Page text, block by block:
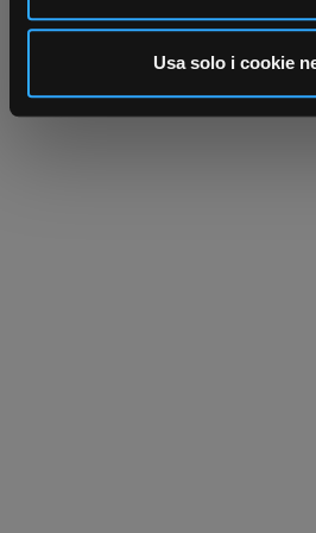
analizzare il nostro traffico.
informazioni sul modo in cui
nostri partner che si occupano di
pubblicità e social media, i quali
Usa solo i cookie